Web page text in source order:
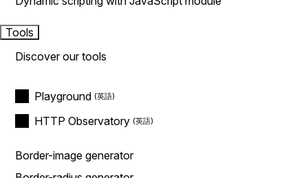
Tools
Discover our tools
Playground
HTTP Observatory
Border-image generator